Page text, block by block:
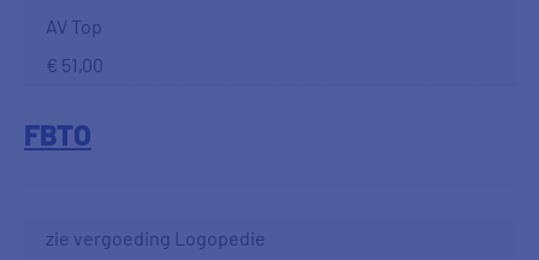
AV Top
€ 51,00
FBTO
zie vergoeding Logopedie